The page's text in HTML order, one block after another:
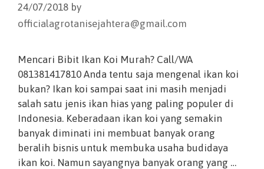
24/07/2018 by
officialagrotanisejahtera@gmail.com
Mencari Bibit Ikan Koi Murah? Call/WA
081381417810 Anda tentu saja mengenal ikan koi
bukan? Ikan koi sampai saat ini masih menjadi
salah satu jenis ikan hias yang paling populer di
Indonesia. Keberadaan ikan koi yang semakin
banyak diminati ini membuat banyak orang
beralih bisnis untuk membuka usaha budidaya
ikan koi. Namun sayangnya banyak orang yang …